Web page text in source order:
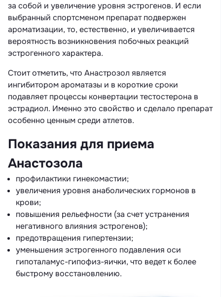
за собой и увеличение уровня эстрогенов. И если
выбранный спортсменом препарат подвержен
ароматизации, то, естественно, и увеличивается
вероятность возникновения побочных реакций
эстрогенного характера.
Стоит отметить, что Анастрозол является
ингибитором ароматазы и в короткие сроки
подавляет процессы конвертации тестостерона в
эстрадиол. Именно это свойство и сделало препарат
особенно ценным среди атлетов.
Показания для приема
Анастозола
профилактики гинекомастии;
увеличения уровня анаболических гормонов в
крови;
повышения рельефности (за счет устранения
негативного влияния эстрогенов);
предотвращения гипертензии;
уменьшения эстрогенного подавления оси
гипоталамус-гипофиз-яички, что ведет к более
быстрому восстановлению.